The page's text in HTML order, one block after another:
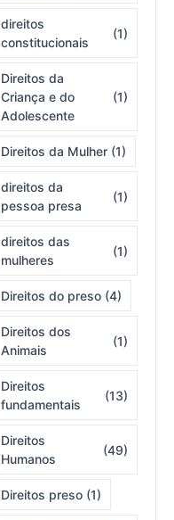
direitos
constitucionais
(1)
Direitos da
Criança e do
Adolescente
(1)
Direitos da Mulher (1)
direitos da
pessoa presa
(1)
direitos das
mulheres
(1)
Direitos do preso (4)
Direitos dos
Animais
(1)
Direitos
fundamentais
(13)
Direitos
Humanos
(49)
Direitos preso (1)